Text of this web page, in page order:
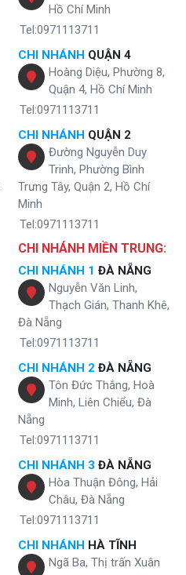
Hồ Chí Minh
Tel:0971113711
CHI NHÁNH QUẬN 4
Hoàng Diệu, Phường 8,
Quận 4, Hồ Chí Minh
Tel:0971113711
CHI NHÁNH QUẬN 2
Đường Nguyễn Duy
Trinh, Phường Bình
Trưng Tây, Quận 2, Hồ Chí
Minh
Tel:0971113711
CHI NHÁNH MIỀN TRUNG:
CHI NHÁNH 1 ĐÀ NẴNG
Nguyễn Văn Linh,
Thạch Gián, Thanh Khê,
Đà Nẵng
Tel:0971113711
CHI NHÁNH 2 ĐÀ NẴNG
Tôn Đức Thắng, Hoà
Minh, Liên Chiểu, Đà
Nẵng
Tel:0971113711
CHI NHÁNH 3 ĐÀ NẴNG
Hòa Thuận Đông, Hải
Châu, Đà Nẵng
Tel:0971113711
CHI NHÁNH HÀ TĨNH
Ngã Ba, Thị trấn Xuân